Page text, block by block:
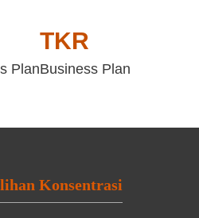
Plan
TKR
Business Plan
Konsentrasi